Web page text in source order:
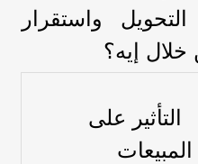
واستقرار
خلال إيه؟
التأثير على
المبيعات